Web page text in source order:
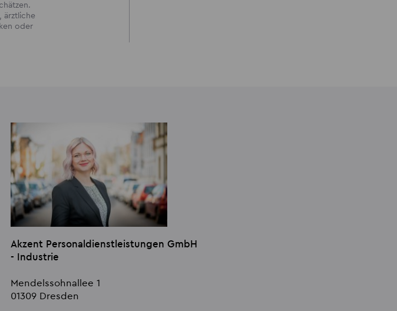
ärztliche
oder
Akzent Personaldienstleistungen GmbH
- Industrie
Mendelssohnallee 1
01309 Dresden